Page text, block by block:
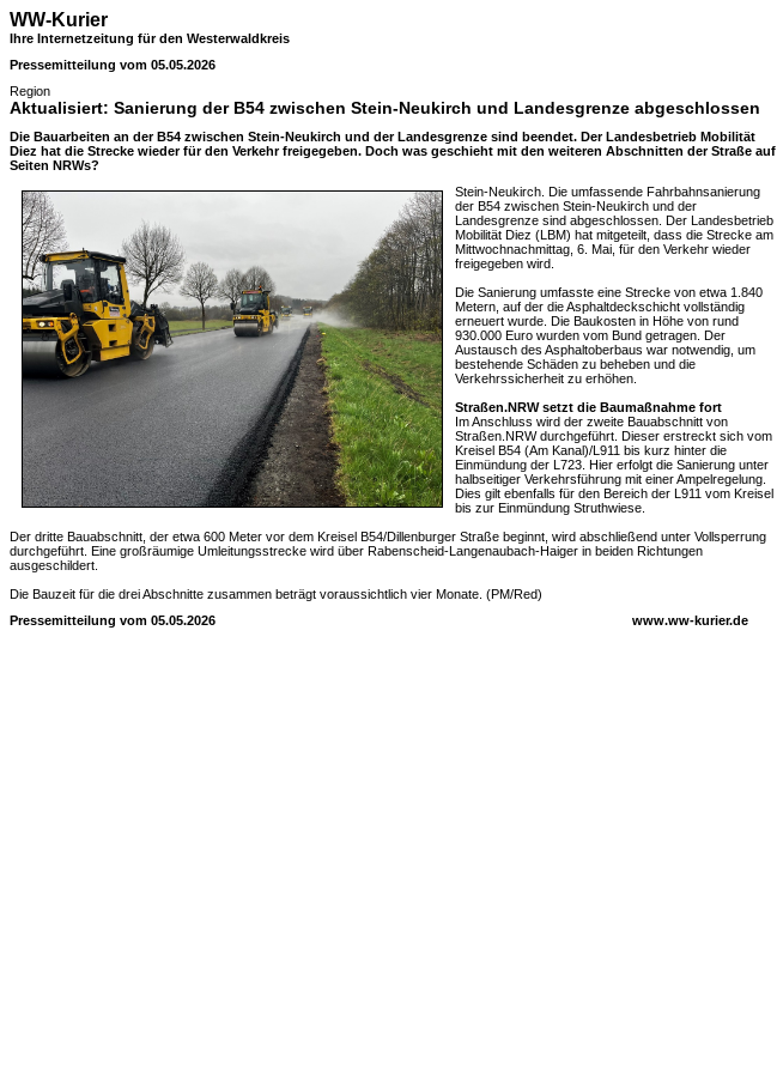
WW-Kurier
Ihre Internetzeitung für den Westerwaldkreis
Pressemitteilung vom 05.05.2026
Region
Aktualisiert: Sanierung der B54 zwischen Stein-Neukirch und Landesgrenze abgeschlossen
Die Bauarbeiten an der B54 zwischen Stein-Neukirch und der Landesgrenze sind beendet. Der Landesbetrieb Mobilität
Diez hat die Strecke wieder für den Verkehr freigegeben. Doch was geschieht mit den weiteren Abschnitten der Straße auf
Seiten NRWs?
Stein-Neukirch. Die umfassende Fahrbahnsanierung
der B54 zwischen Stein-Neukirch und der
Landesgrenze sind abgeschlossen. Der Landesbetrieb
Mobilität Diez (LBM) hat mitgeteilt, dass die Strecke am
Mittwochnachmittag, 6. Mai, für den Verkehr wieder
freigegeben wird.
Die Sanierung umfasste eine Strecke von etwa 1.840
Metern, auf der die Asphaltdeckschicht vollständig
erneuert wurde. Die Baukosten in Höhe von rund
930.000 Euro wurden vom Bund getragen. Der
Austausch des Asphaltoberbaus war notwendig, um
bestehende Schäden zu beheben und die
Verkehrssicherheit zu erhöhen.
Straßen.NRW setzt die Baumaßnahme fort
Im Anschluss wird der zweite Bauabschnitt von
Straßen.NRW durchgeführt. Dieser erstreckt sich vom
Kreisel B54 (Am Kanal)/L911 bis kurz hinter die
Einmündung der L723. Hier erfolgt die Sanierung unter
halbseitiger Verkehrsführung mit einer Ampelregelung.
Dies gilt ebenfalls für den Bereich der L911 vom Kreisel
bis zur Einmündung Struthwiese.
Der dritte Bauabschnitt, der etwa 600 Meter vor dem Kreisel B54/Dillenburger Straße beginnt, wird abschließend unter Vollsperrung
durchgeführt. Eine großräumige Umleitungsstrecke wird über Rabenscheid-Langenaubach-Haiger in beiden Richtungen
ausgeschildert.
Die Bauzeit für die drei Abschnitte zusammen beträgt voraussichtlich vier Monate. (PM/Red)
Pressemitteilung vom 05.05.2026
www.ww-kurier.de